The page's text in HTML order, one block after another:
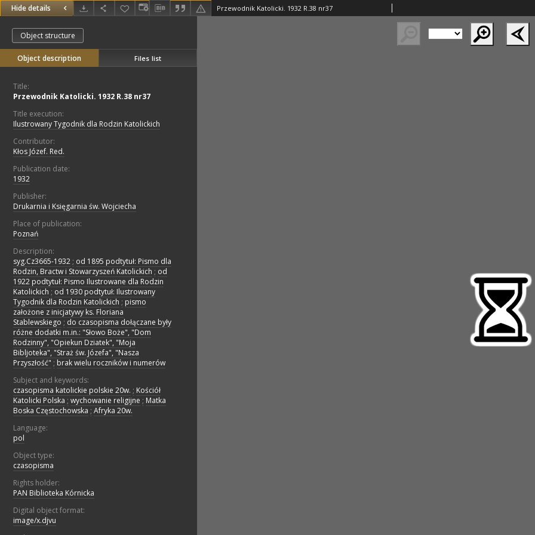
Hide details Przewodnik Katolicki. 1932 R.38 nr37
Object structure
Object description Files list
Title:
Przewodnik Katolicki. 1932 R.38 nr37
Title execution:
Ilustrowany Tygodnik dla Rodzin Katolickich
Contributor:
Kłos Józef. Red.
Publication date:
1932
Publisher:
Drukarnia i Księgarnia św. Wojciecha
Place of publication:
Poznań
Description:
syg.Cz3665-1932 ; od 1895 podtytuł: Pismo dla
Rodzin, Bractw i Stowarzyszeń Katolickich ; od
1922 podtytuł: Pismo Ilustrowane dla Rodzin
Katolickich ; od 1930 podtytuł: Ilustrowany
Tygodnik dla Rodzin Katolickich ; pismo
założone z inicjatywy ks. Floriana
Stablewskiego ; do czasopisma dołączane były
różne dodatki m.in.: "Słowo Boże", "Dom
Rodzinny", "Opiekun Dziatek", "Moja
Bibljoteka", "Straż św. Józefa", "Nasza
Przyszłość" ; brak wielu roczników i numerów
Subject and keywords:
czasopisma katolickie polskie 20w. ; Kościół
Katolicki Polska ; wychowanie religijne ; Matka
Boska Częstochowska ; Afryka 20w.
Language:
pol
Object type:
czasopisma
Rights holder:
PAN Biblioteka Kórnicka
Digital object format:
image/x.djvu